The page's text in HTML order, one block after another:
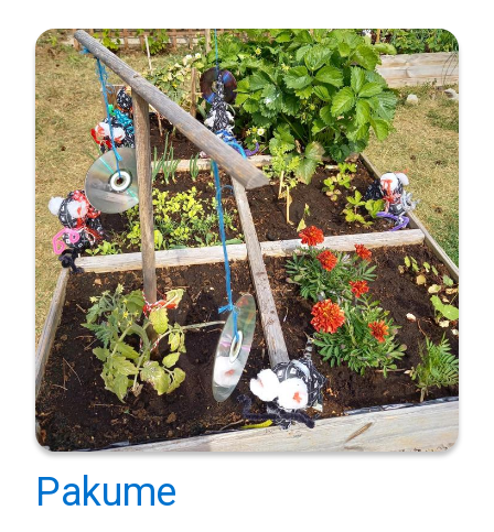
Pakume